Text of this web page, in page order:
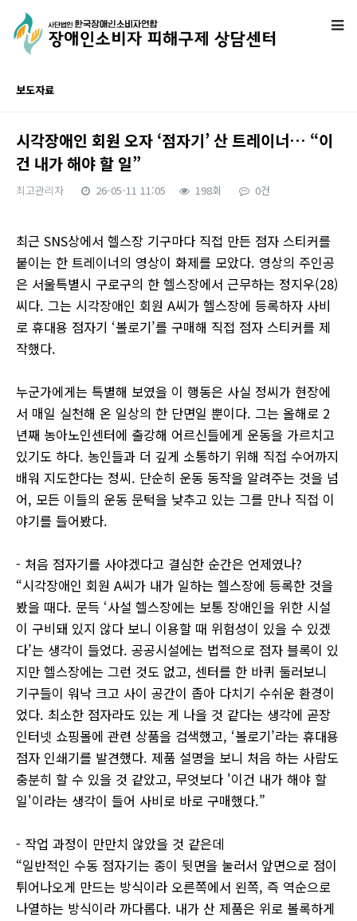
보도자료
시각장애인 회원 오자 ‘점자기’ 산 트레이너… “이
건 내가 해야 할 일”
최고관리자 26-05-11 11:05 198회 0건
최근 SNS상에서 헬스장 기구마다 직접 만든 점자 스티커를
붙이는 한 트레이너의 영상이 화제를 모았다. 영상의 주인공
은 서울특별시 구로구의 한 헬스장에서 근무하는 정지우(28)
씨다. 그는 시각장애인 회원 A씨가 헬스장에 등록하자 사비
로 휴대용 점자기 ‘볼로기’를 구매해 직접 점자 스티커를 제
작했다.
누군가에게는 특별해 보였을 이 행동은 사실 정씨가 현장에
서 매일 실천해 온 일상의 한 단면일 뿐이다. 그는 올해로 2
년째 농아노인센터에 출강해 어르신들에게 운동을 가르치고
있기도 하다. 농인들과 더 깊게 소통하기 위해 직접 수어까지
배워 지도한다는 정씨. 단순히 운동 동작을 알려주는 것을 넘
어, 모든 이들의 운동 문턱을 낮추고 있는 그를 만나 직접 이
야기를 들어봤다.
- 처음 점자기를 사야겠다고 결심한 순간은 언제였나?
“시각장애인 회원 A씨가 내가 일하는 헬스장에 등록한 것을
봤을 때다. 문득 ‘사설 헬스장에는 보통 장애인을 위한 시설
이 구비돼 있지 않다 보니 이용할 때 위험성이 있을 수 있겠
다’는 생각이 들었다. 공공시설에는 법적으로 점자 블록이 있
지만 헬스장에는 그런 것도 없고, 센터를 한 바퀴 둘러보니
기구들이 워낙 크고 사이 공간이 좁아 다치기 수쉬운 환경이
었다. 최소한 점자라도 있는 게 나을 것 같다는 생각에 곧장
인터넷 쇼핑몰에 관련 상품을 검색했고, ‘볼로기’라는 휴대용
점자 인쇄기를 발견했다. 제품 설명을 보니 처음 하는 사람도
충분히 할 수 있을 것 같았고, 무엇보다 '이건 내가 해야 할
일'이라는 생각이 들어 사비로 바로 구매했다.”
- 작업 과정이 만만치 않았을 것 같은데
“일반적인 수동 점자기는 종이 뒷면을 눌러서 앞면으로 점이
튀어나오게 만드는 방식이라 오른쪽에서 왼쪽, 즉 역순으로
나열하는 방식이라 까다롭다. 내가 산 제품은 위로 볼록하게